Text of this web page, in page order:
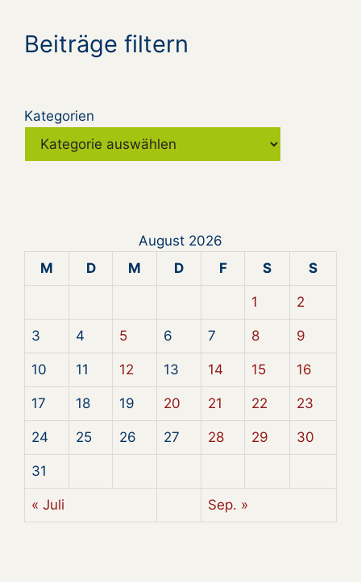
Beiträge filtern
Kategorien
August 2026
M
D M D F S S
1 2
3 4 5 6 7 8 9
10 11 12 13 14 15 16
17 18 19 20 21 22 23
24 25 26 27 28 29 30
31
« Juli Sep. »